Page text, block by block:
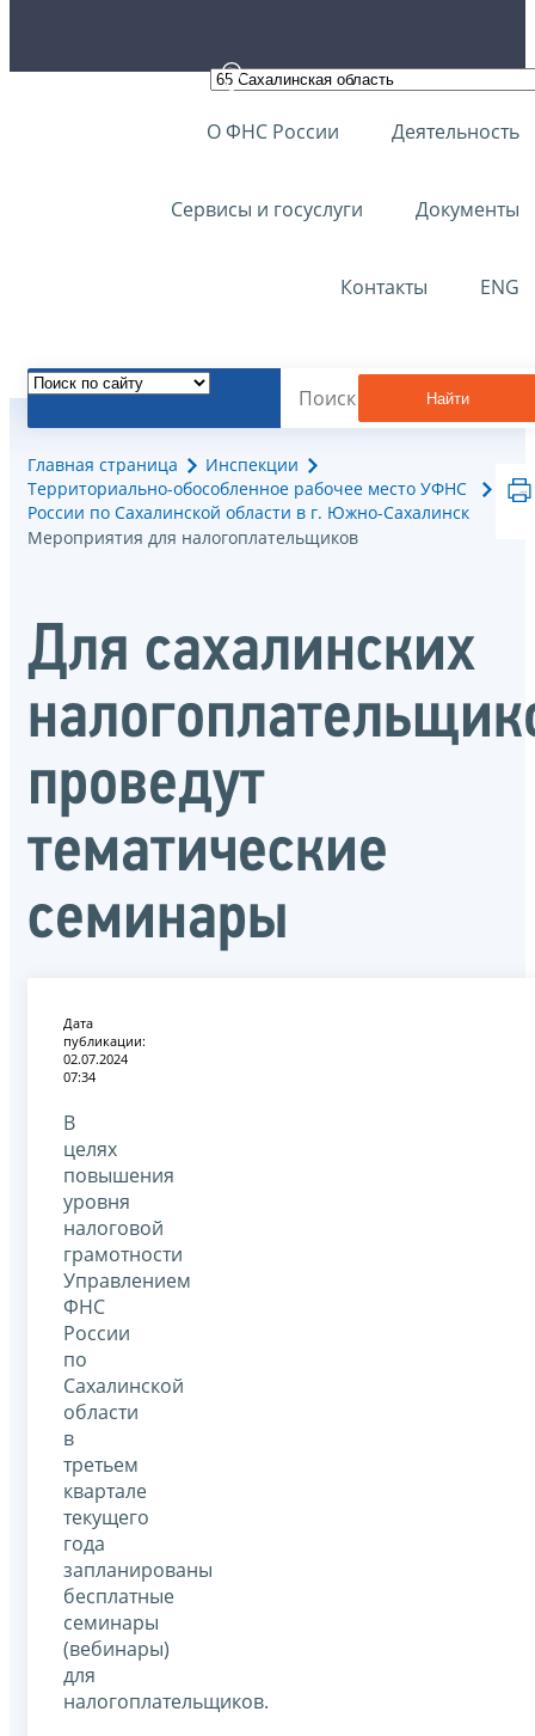
О ФНС России Деятельность
Сервисы и госуслуги Документы
Контакты ENG
Найти
Главная страница
Инспекции
Территориально-обособленное рабочее место УФНС
России по Сахалинской области в г. Южно-Сахалинск
Мероприятия для налогоплательщиков
Для сахалинских
проведут
тематические
семинары
Дата
публикации:
02.07.2024
07:34
В
целях
повышения
уровня
налоговой
грамотности
Управлением
ФНС
России
по
Сахалинской
области
в
третьем
квартале
текущего
года
запланированы
бесплатные
семинары
(вебинары)
для
налогоплательщиков.